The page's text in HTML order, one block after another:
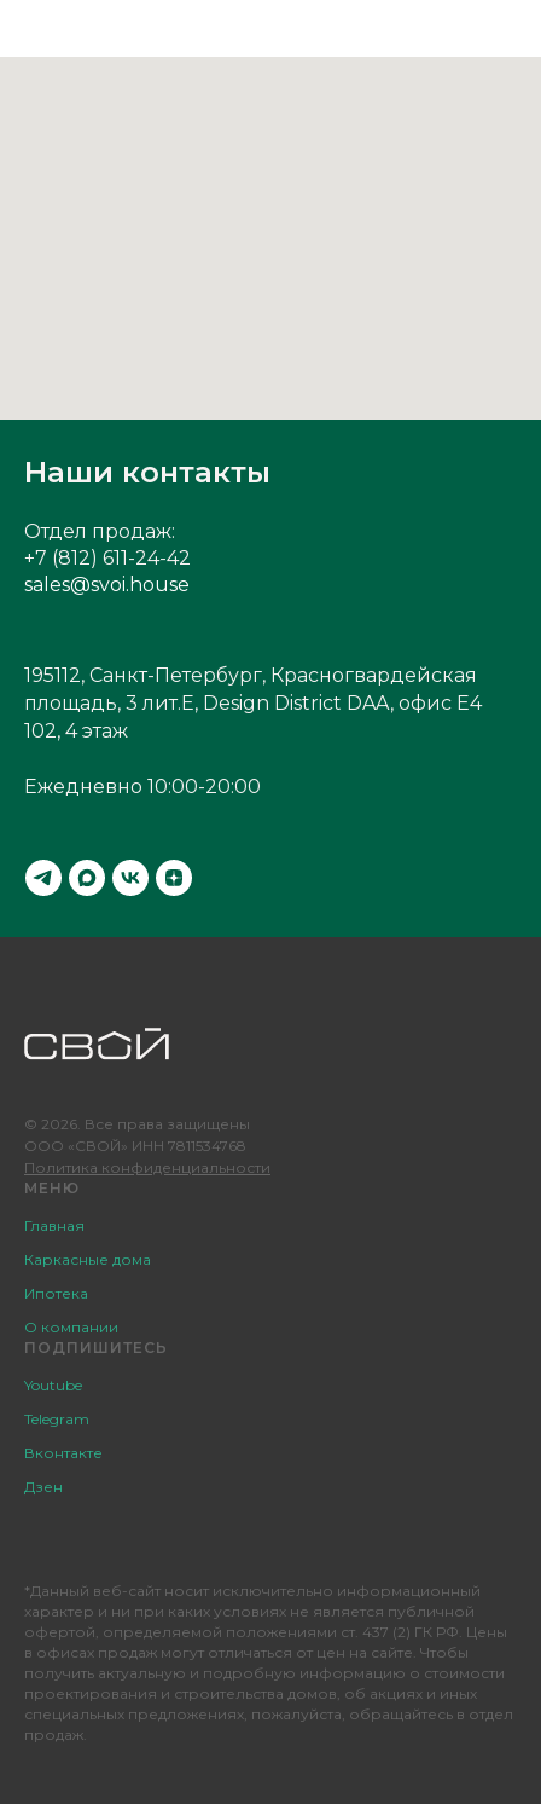
Наши контакты
Отдел продаж:
+7 (812) 611-24-42
sales@svoi.house
195112, Санкт-Петербург, Красногвардейская
площадь, 3 лит.Е, Design District DAA, офис Е4
102, 4 этаж
Ежедневно 10:00-20:00
© 2026. Все права защищены
ООО «СВОЙ» ИНН 7811534768
Политика конфиденциальности
МЕНЮ
Главная
Каркасные дома
Ипотека
О компании
ПОДПИШИТЕСЬ
Youtube
Telegram
Вконтакте
Дзен
*Данный веб-сайт носит исключительно информационный
характер и ни при каких условиях не является публичной
офертой, определяемой положениями ст. 437 (2) ГК РФ. Цены
в офисах продаж могут отличаться от цен на сайте. Чтобы
получить актуальную и подробную информацию о стоимости
проектирования и строительства домов, об акциях и иных
специальных предложениях, пожалуйста, обращайтесь в отдел
продаж.